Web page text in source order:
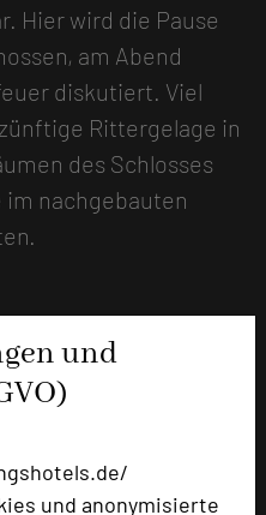
und
und anonymisierte
Hier wird die Pause
am Abend
diskutiert. Viel
Rittergelage in
des Schlosses
nachgebauten